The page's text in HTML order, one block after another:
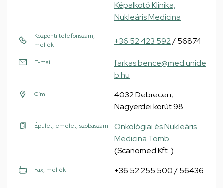
Képalkotó Klinika,
Nukleáris Medicina
Központi telefonszám,
mellék
+36 52 423 592/ 56874
E-mail
farkas.bence@med.unide
b.hu
Cím
4032 Debrecen,
Nagyerdei körút 98.
Épület, emelet, szobaszám
Onkológiai és Nukleáris
Medicina Tömb
(Scanomed Kft. )
Fax, mellék +36 52 255 500 / 56436